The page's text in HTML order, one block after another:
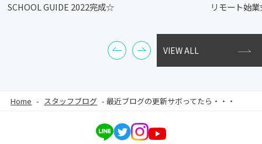
SCHOOL GUIDE 2022完成☆ リモート始
VIEW ALL
Home - スタッフブログ -最近ブログの更新サボってたら・・・